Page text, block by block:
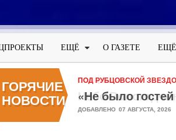
Меню
учётной
записи
ЕЩЁ О ГАЗЕТЕ ЕЩЁ
ГОРЯЧИЕ
НОВОСТИ
ОФИЦИАЛЬНО
Небо
ДОБАВЛЕНО 05 АВГУСТА, 2026